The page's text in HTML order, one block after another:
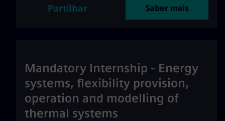
Partilhar Saber mais
Mandatory Internship - Energy
systems, flexibility provision,
operation and modelling of
thermal systems